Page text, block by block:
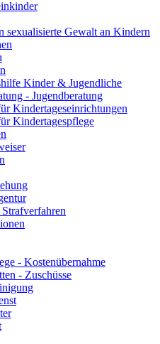
sexualisierte Gewalt an Kindern
Kinder & Jugendliche
- Jugendberatung
Kindertageseinrichtungen
Kindertagespflege
- Kostenübernahme
- Zuschüsse